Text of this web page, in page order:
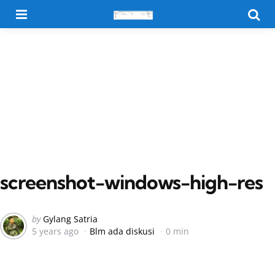
screenshot-windows-high-res
Posted
by
by Gylang Satria
5 years ago
Blm ada diskusi 0 min